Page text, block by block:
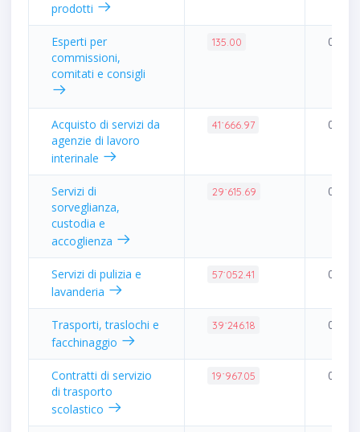
prodotti
Esperti per
commissioni,
comitati e consigli
135.00 0.00%
Acquisto di servizi da
agenzie di lavoro
interinale
41˙666.97 0.10%
Servizi di
sorveglianza,
custodia e
accoglienza
29˙615.69 0.07%
Servizi di pulizia e
lavanderia
57˙052.41 0.13%
Trasporti, traslochi e
facchinaggio
39˙246.18 0.09%
Contratti di servizio
di trasporto
scolastico
19˙967.05 0.05%